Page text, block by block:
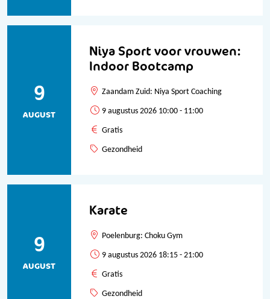
Niya Sport voor vrouwen:
Indoor Bootcamp
9
AUGUST
Zaandam Zuid: Niya Sport Coaching
9 augustus 2026 10:00 - 11:00
Gratis
Gezondheid
Karate
9
AUGUST
Poelenburg: Choku Gym
9 augustus 2026 18:15 - 21:00
Gratis
Gezondheid